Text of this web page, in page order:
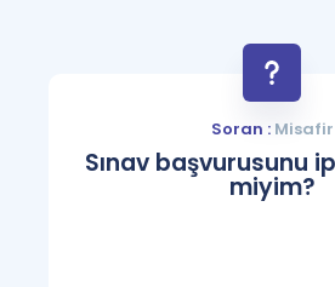
Soran :Misafir
Sınav başvurusunu
miyim?